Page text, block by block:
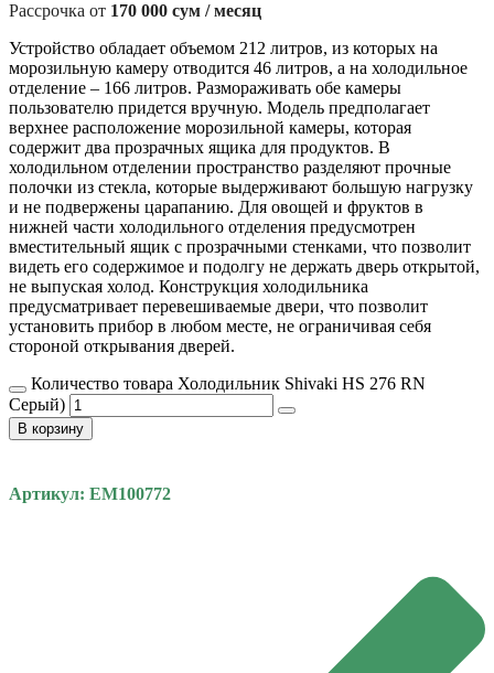
Рассрочка от 170 000 сум / месяц
Устройство обладает объемом 212 литров, из которых на
морозильную камеру отводится 46 литров, а на холодильное
отделение – 166 литров. Размораживать обе камеры
пользователю придется вручную. Модель предполагает
верхнее расположение морозильной камеры, которая
содержит два прозрачных ящика для продуктов. В
холодильном отделении пространство разделяют прочные
полочки из стекла, которые выдерживают большую нагрузку
и не подвержены царапанию. Для овощей и фруктов в
нижней части холодильного отделения предусмотрен
вместительный ящик с прозрачными стенками, что позволит
видеть его содержимое и подолгу не держать дверь открытой,
не выпуская холод. Конструкция холодильника
предусматривает перевешиваемые двери, что позволит
установить прибор в любом месте, не ограничивая себя
стороной открывания дверей.
Количество товара Холодильник Shivaki HS 276 RN
Серый)
В корзину
Артикул: EM100772